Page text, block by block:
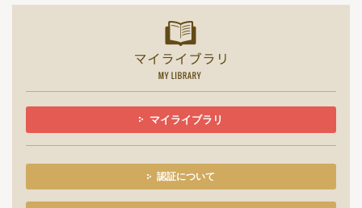
マイライブラリ
認証について